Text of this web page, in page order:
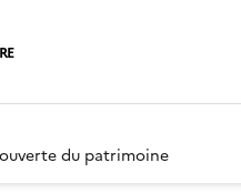
du patrimoine